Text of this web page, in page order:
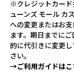
※クレジットカード
ューンズ モール カ
への変更またはお
ます。期日までに
的に代引きに変更
さい。
→ご利用ガイドはこ